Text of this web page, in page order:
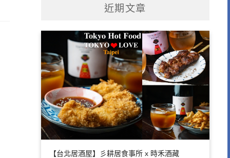
近期文章
【台北居酒屋】彡耕居食事所 x 時禾酒藏